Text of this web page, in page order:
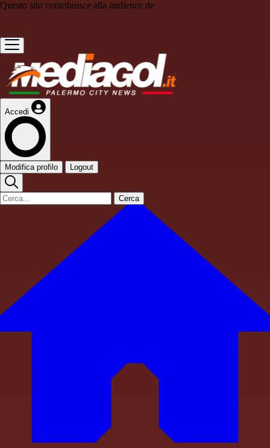
Questo sito contribuisce alla audience de
Accedi
Modifica profilo Logout
Cerca